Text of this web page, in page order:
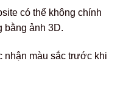
có thể không chính
bằng ảnh 3D.
nhận màu sắc trước khi